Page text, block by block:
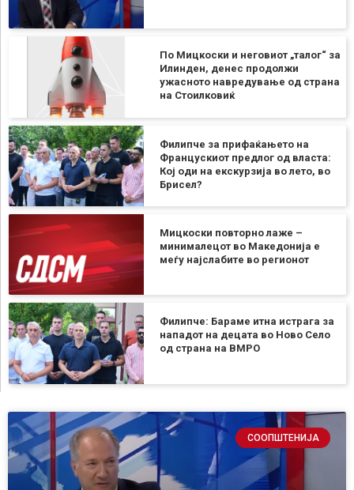
По Мицкоски и неговиот „талог“ за
Илинден, денес продолжи
ужасното навредување од страна
на Стоилковиќ
Филипче за прифаќањето на
Францускиот предлог од власта:
Кој оди на екскурзија во лето, во
Брисел?
Мицкоски повторно лаже –
минималецот во Македонија е
меѓу најслабите во регионот
Филипче: Бараме итна истрага за
нападот на децата во Ново Село
од страна на ВМРО
СООПШТЕНИЈА